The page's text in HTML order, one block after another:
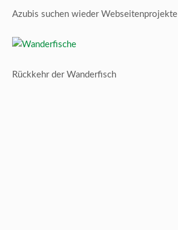
Azubis suchen wieder Webseitenprojekte
Rückkehr der Wanderfisch